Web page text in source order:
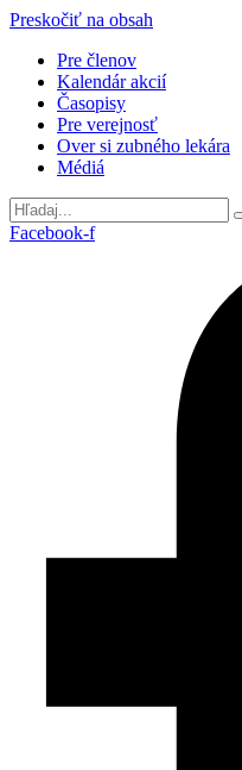
Preskočiť na obsah
Pre členov
Kalendár akcií
Časopisy
Pre verejnosť
Over si zubného lekára
Médiá
Facebook-f